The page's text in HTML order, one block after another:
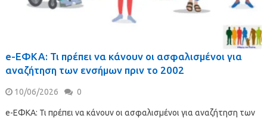
e-ΕΦΚΑ: Τι πρέπει να κάνουν οι ασφαλισμένοι για
αναζήτηση των ενσήμων πριν το 2002
10/06/2026 0
e-ΕΦΚΑ: Τι πρέπει να κάνουν οι ασφαλισμένοι για αναζήτηση των